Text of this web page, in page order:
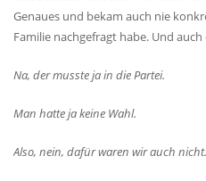
Genaues und bekam auch nie
Familie nachgefragt habe. Und
Na, der musste ja in die Partei.
Man hatte ja keine Wahl.
Also, nein, dafür waren wir auch nicht.